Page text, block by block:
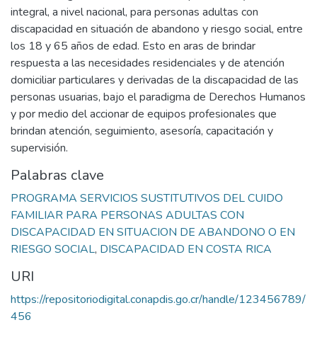
integral, a nivel nacional, para personas adultas con
discapacidad en situación de abandono y riesgo social, entre
los 18 y 65 años de edad. Esto en aras de brindar
respuesta a las necesidades residenciales y de atención
domiciliar particulares y derivadas de la discapacidad de las
personas usuarias, bajo el paradigma de Derechos Humanos
y por medio del accionar de equipos profesionales que
brindan atención, seguimiento, asesoría, capacitación y
supervisión.
Palabras clave
PROGRAMA SERVICIOS SUSTITUTIVOS DEL CUIDO
FAMILIAR PARA PERSONAS ADULTAS CON
DISCAPACIDAD EN SITUACION DE ABANDONO O EN
RIESGO SOCIAL, DISCAPACIDAD EN COSTA RICA
URI
https://repositoriodigital.conapdis.go.cr/handle/123456789/
456